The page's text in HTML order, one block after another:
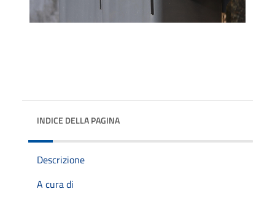
INDICE DELLA PAGINA
Descrizione
A cura di